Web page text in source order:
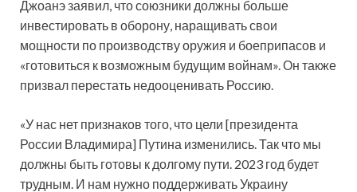
Джоанэ заявил, что союзники должны больше
инвестировать в оборону, наращивать свои
мощности по производству оружия и боеприпасов и
«готовиться к возможным будущим войнам». Он также
призвал перестать недооценивать Россию.
«У нас нет признаков того, что цели [президента
России Владимира] Путина изменились. Так что мы
должны быть готовы к долгому пути. 2023 год будет
трудным. И нам нужно поддерживать Украину